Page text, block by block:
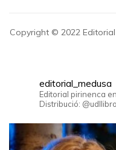
Copyright © 2022
editorial_medusa
Editorial pirinenca
Distribució: